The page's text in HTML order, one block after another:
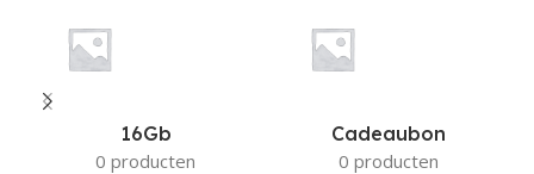
16Gb
0 producten
Cadeaubon
0 producten